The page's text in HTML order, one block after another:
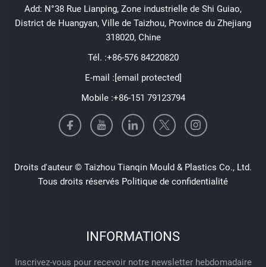
Add: N°38 Rue Lianping, Zone industrielle de Shi Guiao,
District de Huangyan, Ville de Taizhou, Province du Zhejiang
318020, Chine
Tél. :+86-576 84220820
E-mail :[email protected]
Mobile :+86-151 79123794
Droits d'auteur © Taizhou Tianqin Mould & Plastics Co., Ltd.
Tous droits réservés Politique de confidentialité
INFORMATIONS
Inscrivez-vous pour recevoir notre newsletter hebdomadaire